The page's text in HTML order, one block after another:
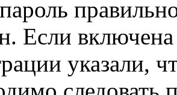
Если
указали,